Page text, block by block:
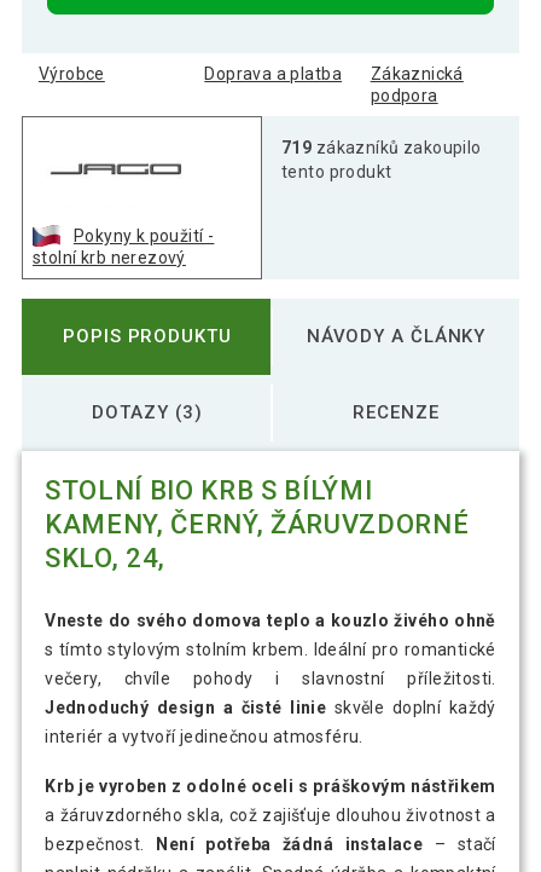
Výrobce Doprava a platba
Zákaznická
podpora
Pokyny k použití -
stolní krb nerezový
719 zákazníků zakoupilo
tento produkt
POPIS PRODUKTU NÁVODY A ČLÁNKY
DOTAZY (3) RECENZE
STOLNÍ BIO KRB S BÍLÝMI
KAMENY, ČERNÝ, ŽÁRUVZDORNÉ
SKLO, 24,
Vneste do svého domova teplo a kouzlo živého ohně
s tímto stylovým stolním krbem. Ideální pro romantické
večery, chvíle pohody i slavnostní příležitosti.
Jednoduchý design a čisté linie skvěle doplní každý
interiér a vytvoří jedinečnou atmosféru.
Krb je vyroben z odolné oceli s práškovým nástřikem
a žáruvzdorného skla, což zajišťuje dlouhou životnost a
bezpečnost.
Není potřeba žádná instalace – stačí